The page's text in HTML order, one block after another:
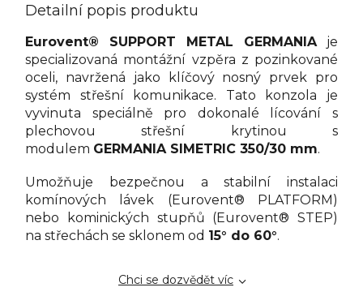
Detailní popis produktu
Eurovent® SUPPORT METAL GERMANIA
je
specializovaná montážní vzpěra z pozinkované
oceli, navržená jako klíčový nosný prvek pro
systém střešní komunikace. Tato konzola je
vyvinuta speciálně pro dokonalé lícování s
plechovou střešní krytinou s
modulem GERMANIA SIMETRIC 350/30 mm.
Umožňuje bezpečnou a stabilní instalaci
komínových lávek (Eurovent® PLATFORM)
nebo kominických stupňů (Eurovent® STEP)
na střechách se sklonem od 15° do 60°.
Chci se dozvědět víc